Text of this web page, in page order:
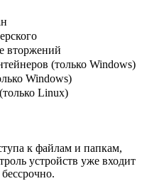
вторжений
(только Windows)
Windows)
Linux)
к файлам и папкам,
устройств уже входит